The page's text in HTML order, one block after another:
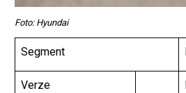
Foto: Hyundai
Segment
Verze